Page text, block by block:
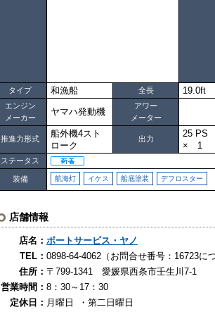
タイプ 和漁船 全長 19.0ft
エンジン
メーカー
ヤマハ発動機
アワー
メーター
推進力形式
船外機4スト
ローク
出力
25
× 1
ステータス
装備 航海灯 イケス 船底塗装 デフロスター
店舗情報
店名： ボートサービス・ヤノ
TEL：0898-64-4062（お問合せ番号：16723に
住所：〒799-1341 愛媛県西条市壬生川7-1
営業時間：8：30～17：30
定休日： 月曜日 ・第二日曜日